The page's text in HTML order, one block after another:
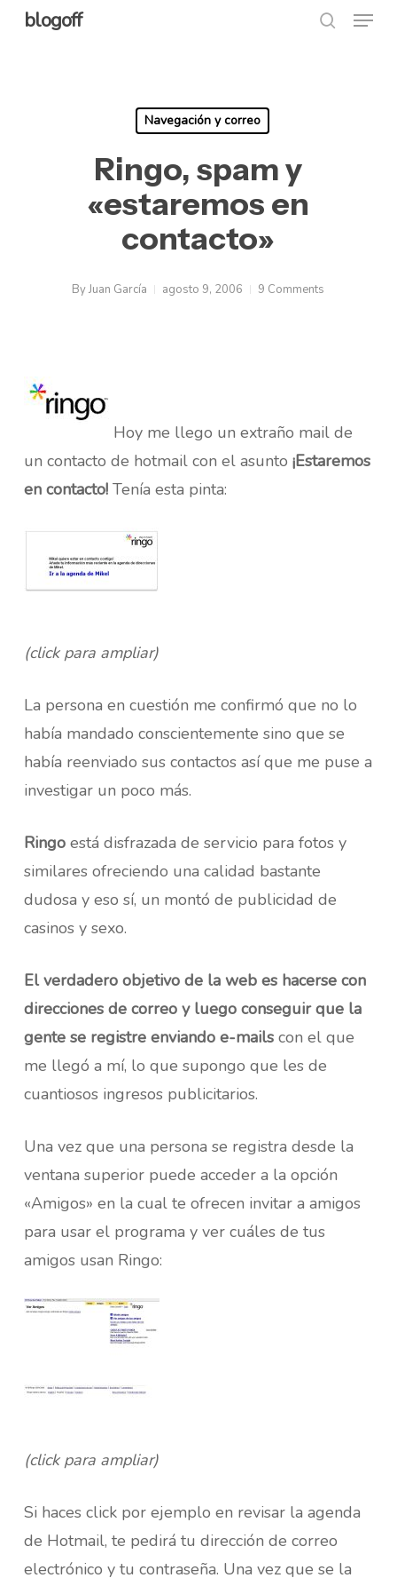
Skipblogoff Menu
Navegación y correo
Ringo, spam y
«estaremos en
contacto»
ByJuan García agosto 9, 2006 9 Comments
Hoy me llego un extraño mail de
un contacto de hotmail con el asunto ¡Estaremos
en contacto!Tenía esta pinta:
(click para ampliar)
La persona en cuestión me confirmó que no lo
había mandado conscientemente sino que se
había reenviado sus contactos así que me puse a
investigar un poco más.
Ringoestá disfrazada de servicio para fotos y
similares ofreciendo una calidad bastante
dudosa y eso sí, un montó de publicidad de
casinos y sexo.
El verdadero objetivo de la web es hacerse con
direcciones de correo y luego conseguir que la
gente se registre enviando e-mailscon el que
me llegó a mí, lo que supongo que les de
cuantiosos ingresos publicitarios.
Una vez que una persona se registra desde la
ventana superior puede acceder a la opción
«Amigos» en la cual te ofrecen invitar a amigos
para usar el programa y ver cuáles de tus
amigos usan Ringo:
(click para ampliar)
Si haces click por ejemplo en revisar la agenda
de Hotmail, te pedirá tu dirección de correo
electrónico y tu contraseña. Una vez que se la